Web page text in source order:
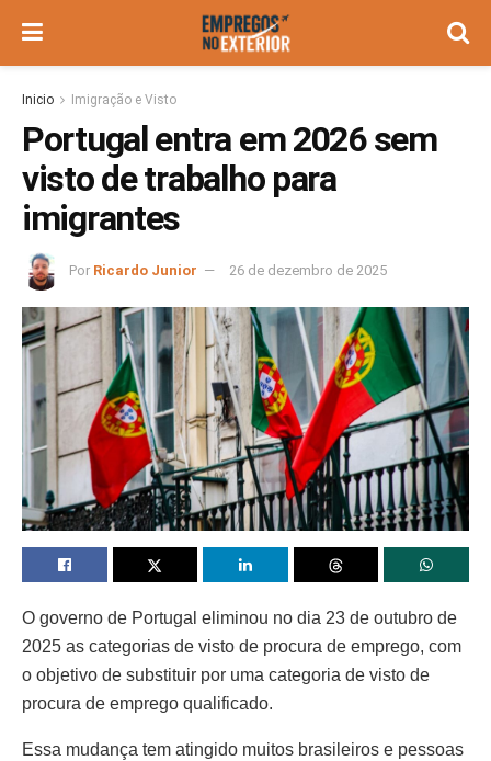
Inicio Imigração e Visto
Portugal entra em 2026 sem
visto de trabalho para
imigrantes
Por Ricardo Junior 26 de dezembro de 2025
O governo de Portugal eliminou no dia 23 de outubro de
2025 as categorias de visto de procura de emprego, com
o objetivo de substituir por uma categoria de visto de
procura de emprego qualificado.
Essa mudança tem atingido muitos brasileiros e pessoas